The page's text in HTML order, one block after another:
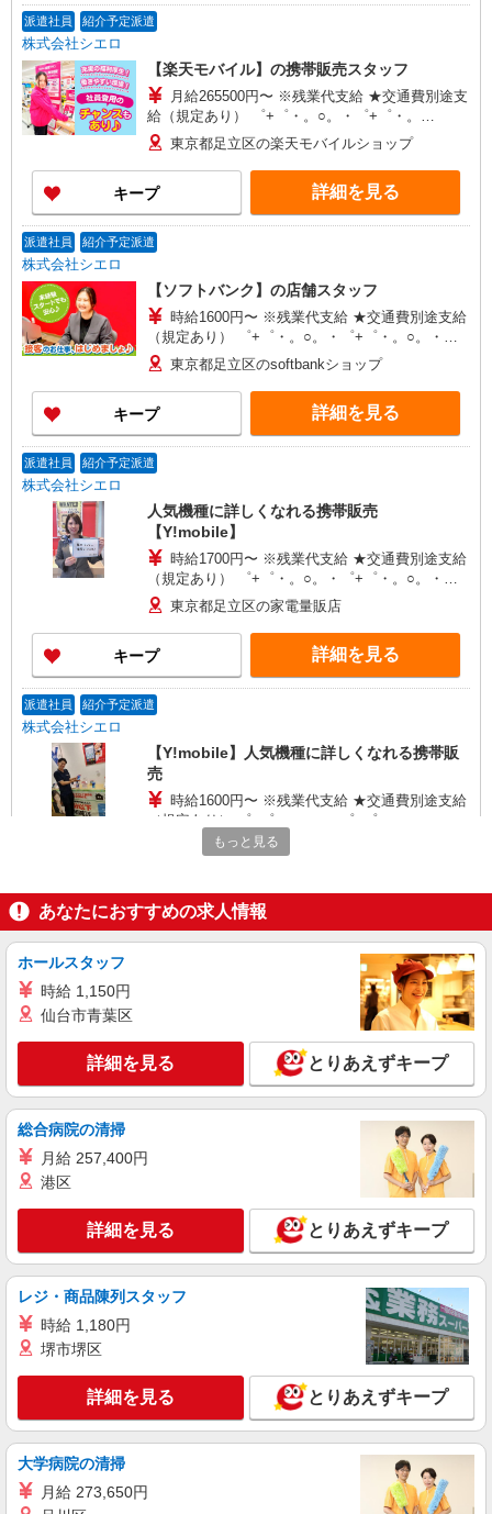
派遣社員 紹介予定派遣
株式会社シエロ
【楽天モバイル】の携帯販売スタッフ
月給265500円〜 ※残業代支給 ★交通費別途支
給（規定あり） ゜+゜・。○。・゜+゜・。
○。・゜+゜ 入社祝い金10万円支給(規定有) お友達
を紹介頂くと, インセンティブ支給(規定有) ゜・。
○。・゜+゜・。○。・゜+゜
東京都足立区の楽天モバイルショップ
キープ 詳細を見る
派遣社員 紹介予定派遣
株式会社シエロ
【ソフトバンク】の店舗スタッフ
時給1600円〜 ※残業代支給 ★交通費別途支給
（規定あり） ゜+゜・。○。・゜+゜・。○。・゜
+゜ 入社祝い金10万円支給(規定有) お友達を紹介
頂くと, インセンティブ支給(規定有) ★月2回払
い・週払い可能（規程有）★ ゜・。○。・゜
+゜・。○。・゜+゜
東京都足立区のsoftbankショップ
キープ 詳細を見る
派遣社員 紹介予定派遣
株式会社シエロ
人気機種に詳しくなれる携帯販売
【Y!mobile】
時給1700円〜 ※残業代支給 ★交通費別途支給
（規定あり） ゜+゜・。○。・゜+゜・。○。・゜
+゜ 入社祝い金10万円支給(規定有) お友達を紹介
頂くと, インセンティブ支給(規定有) ★月2回払
い・週払い可能（規程有）★ ゜・。○。・゜
+゜・。○。・゜+゜
東京都足立区の家電量販店
キープ 詳細を見る
派遣社員 紹介予定派遣
株式会社シエロ
【Y!mobile】人気機種に詳しくなれる携帯販
売
時給1600円〜 ※残業代支給 ★交通費別途支給
（規定あり） ゜+゜・。○。・゜+゜・。○。・゜
+゜ 入社祝い金10万円支給(規定有) お友達を紹介
頂くと, インセンティブ支給(規定有) ★月2回払
+゜・。○。・゜+゜
東京都足立区のY!mobileショップ
キープ 詳細を見る
派遣社員 紹介予定派遣
株式会社シエロ
時給1730円〜 ※残業代支給 ★交通費別途支給
（規定あり） ゜+゜・。○。・゜+゜・。○。・゜
+゜ 入社祝い金10万円支給(規定有) お友達を紹介
頂くと, インセンティブ支給(規定有) ★月2回払
い・週払い可能（規程有）★ ゜・。○。・゜
東京都足立区の家電量販店
キープ 詳細を見る
派遣社員 紹介予定派遣
株式会社シエロ
【au】の携帯販売スタッフ
時給1600円〜 ※残業代支給 ★交通費別途支給
（規定あり） ゜+゜・。○。・゜+゜・。○。・゜
+゜ 入社祝い金10万円支給(規定有) お友達を紹介
頂くと, インセンティブ支給(規定有) ★月2回払
い・週払い可能（規程有）★ ゜・。○。・゜
東京都足立区のauショップ
詳細を見る
紹介予定派遣
株式会社シエロ
人気機種に詳しくなれる携帯販売
時給1700円〜 ※残業代支給 ★交通費別途支給
（規定あり） ゜+゜・。○。・゜+゜・。○。・゜
もっと見る
あなたにおすすめの求人情報
ホールスタッフ
時給 1,150円
仙台市青葉区
詳細を見る とりあえずキープ
総合病院の清掃
月給 257,400円
港区
詳細を見る とりあえずキープ
レジ・商品陳列スタッフ
時給 1,180円
堺市堺区
詳細を見る とりあえずキープ
大学病院の清掃
月給 273,650円